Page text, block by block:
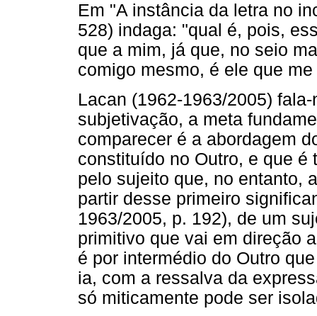
Em "A instância da letra no
528) indaga: "qual é, pois,
que a mim, já que, no seio
comigo mesmo, é ele que
Lacan (1962-1963/2005)
subjetivação, a meta
comparecer é a abordagem
constituído no Outro, e que
pelo sujeito que, no entanto,
partir desse primeiro
1963/2005, p. 192), de um
primitivo que vai em direção
é por intermédio do Outro
ia, com a ressalva da
só miticamente pode ser